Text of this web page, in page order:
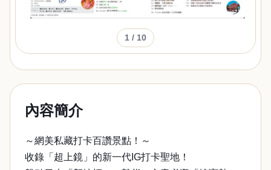
1 / 10
內容簡介
～網美私藏打卡百讚景點！～
收錄「超上鏡」的新一代IG打卡聖地！